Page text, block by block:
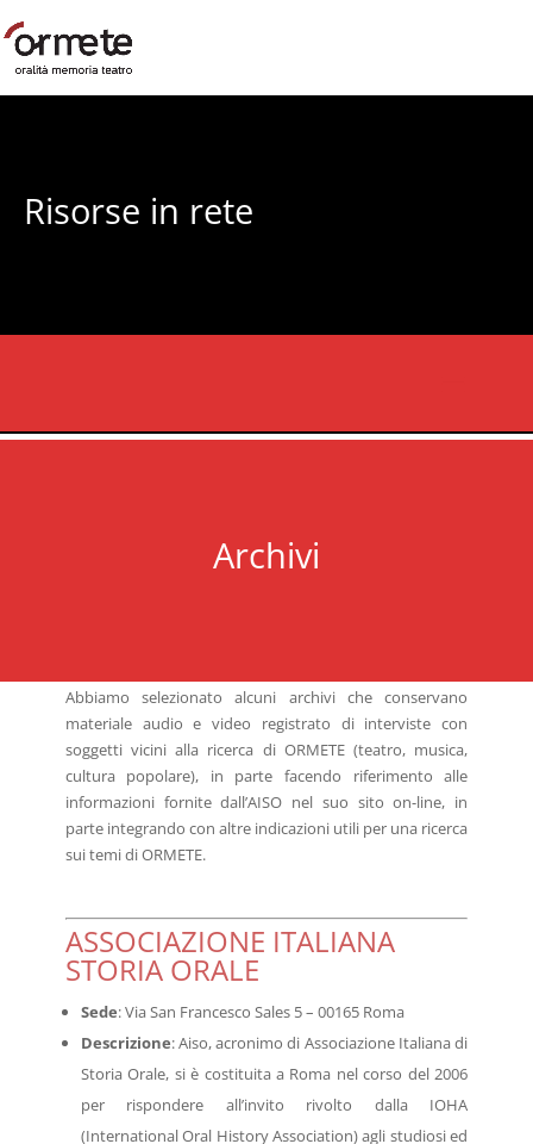
Risorse in rete
Archivi
Abbiamo selezionato alcuni archivi che conservano
materiale audio e video registrato di interviste con
soggetti vicini alla ricerca di ORMETE (teatro, musica,
cultura popolare), in parte facendo riferimento alle
informazioni fornite dall’AISO nel suo sito on-line, in
parte integrando con altre indicazioni utili per una ricerca
sui temi di ORMETE.
ASSOCIAZIONE ITALIANA
STORIA ORALE
Sede: Via San Francesco Sales 5 – 00165 Roma
Descrizione: Aiso, acronimo di Associazione Italiana di
Storia Orale, si è costituita a Roma nel corso del 2006
per rispondere all’invito rivolto dalla IOHA
(International Oral History Association) agli studiosi ed